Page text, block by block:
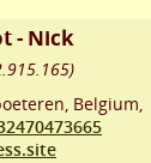
- Nick
, Belgium,